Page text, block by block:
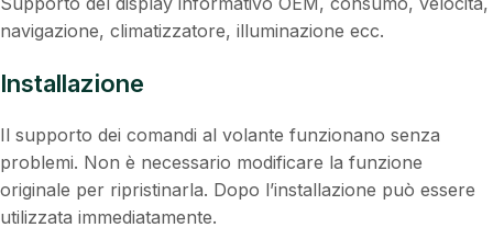
navigazione, climatizzatore, illuminazione ecc.
Installazione
Il supporto dei comandi al volante funzionano senza
problemi. Non è necessario modificare la funzione
originale per ripristinarla. Dopo l’installazione può essere
utilizzata immediatamente.